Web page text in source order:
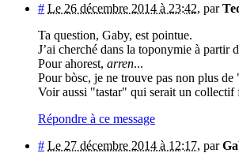
# Le 26 décembre 2014 à 23:42, par
Ta question, Gaby, est pointue.
J’ai cherché dans la toponymie à partir
Pour ahorest, arren...
Pour bòsc, je ne trouve pas non plus
Voir aussi "tastar" qui serait un collectif
Répondre à ce message
# Le 27 décembre 2014 à 12:17, par